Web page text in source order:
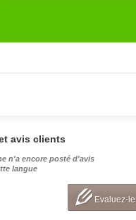
avis clients
n'a encore posté d'avis
langue
Evaluez-le